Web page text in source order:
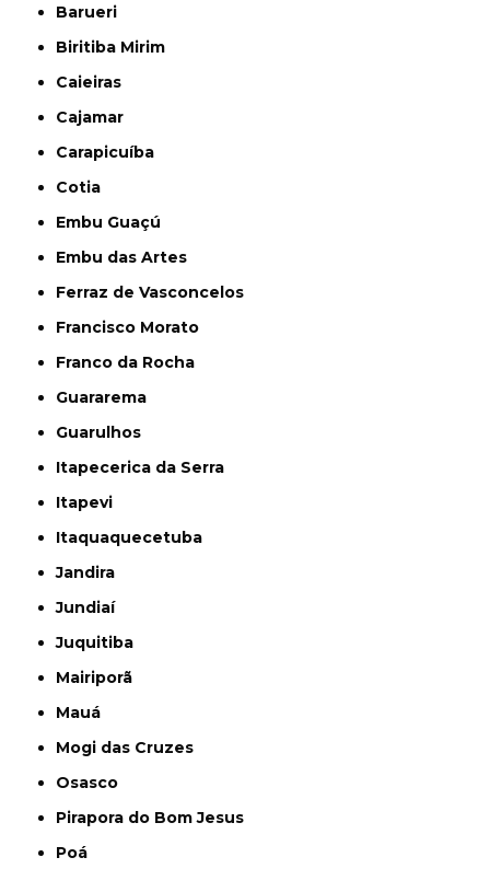
Barueri
Biritiba Mirim
Caieiras
Cajamar
Carapicuíba
Cotia
Embu Guaçú
Embu das Artes
Ferraz de Vasconcelos
Francisco Morato
Franco da Rocha
Guararema
Guarulhos
Itapecerica da Serra
Itapevi
Itaquaquecetuba
Jandira
Jundiaí
Juquitiba
Mairiporã
Mauá
Mogi das Cruzes
Osasco
Pirapora do Bom Jesus
Poá